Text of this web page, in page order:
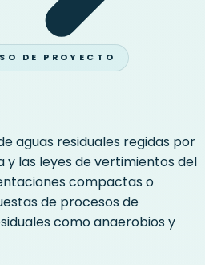
DE PROYECTO
aguas residuales regidas por
y las leyes de vertimientos del
compactas o
de procesos de
como anaerobios y